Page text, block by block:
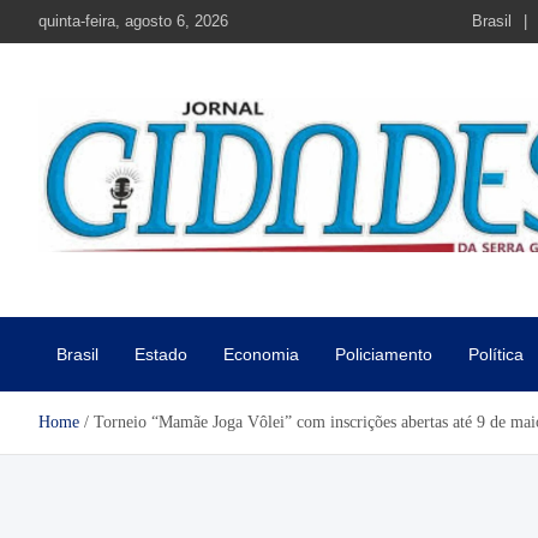
quinta-feira, agosto 6, 2026 Brasil
Brasil Estado Economia Policiamento Política
Home Torneio “Mamãe Joga Vôlei” com inscrições abertas até 9 de